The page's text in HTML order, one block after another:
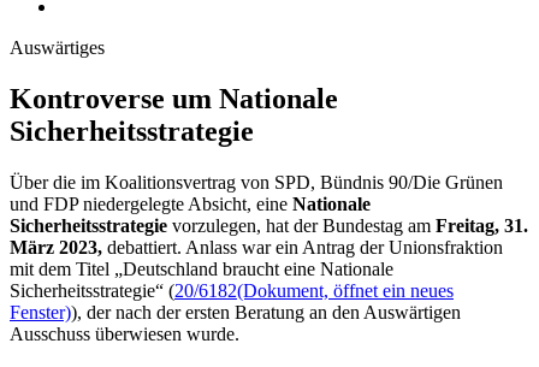
Auswärtiges
Kontroverse um Nationale
Sicherheitsstrategie
Über die im Koalitionsvertrag von SPD, Bündnis 90/Die Grünen
und FDP niedergelegte Absicht, eine Nationale
Sicherheitsstrategie vorzulegen, hat der Bundestag am Freitag, 31.
März 2023, debattiert. Anlass war ein Antrag der Unionsfraktion
mit dem Titel „Deutschland braucht eine Nationale
Sicherheitsstrategie“ (20/6182(Dokument, öffnet ein neues
Fenster)), der nach der ersten Beratung an den Auswärtigen
Ausschuss überwiesen wurde.